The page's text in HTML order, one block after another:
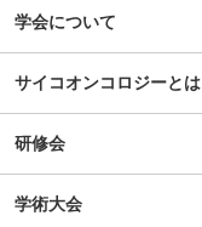
学会について
サイコオンコロジーとは
研修会
学術大会